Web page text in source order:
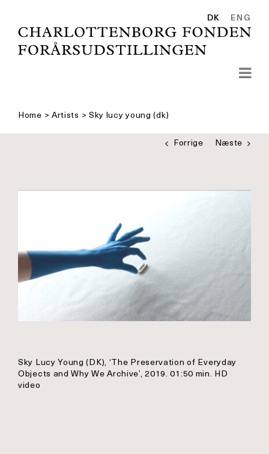
content
DK ENG
Home > Artists > Sky lucy young (dk)
Forrige Næste
Sky Lucy Young (DK), ‘The Preservation of Everyday
Objects and Why We Archive’, 2019. 01:50 min. HD
video